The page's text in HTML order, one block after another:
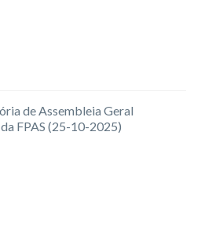
de Assembleia Geral
FPAS (25-10-2025)